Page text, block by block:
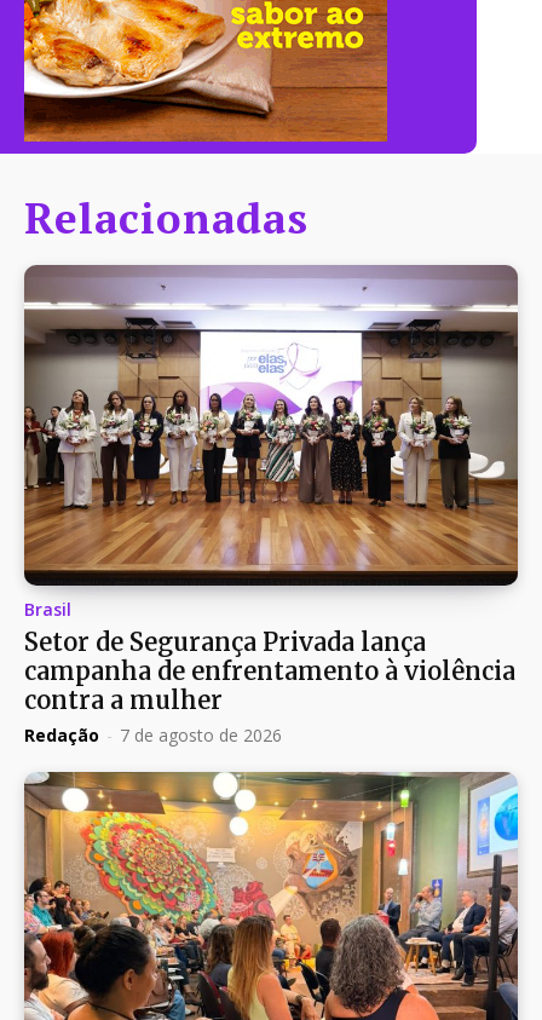
Relacionadas
Brasil
Setor de Segurança Privada lança
campanha de enfrentamento à violência
contra a mulher
Redação - 7 de agosto de 2026